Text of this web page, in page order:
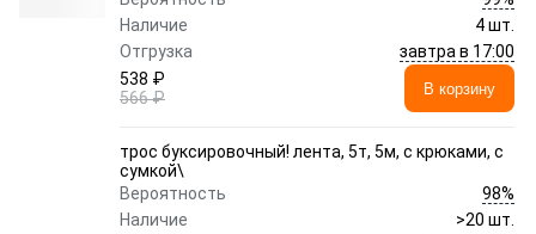
Наличие
4 шт.
Отгрузка
завтра в 17:00
538 ₽
566 ₽
В корзину
трос буксировочный! лента, 5т, 5м, с крюками, с
сумкой\
Вероятность
98%
Наличие
>20 шт.